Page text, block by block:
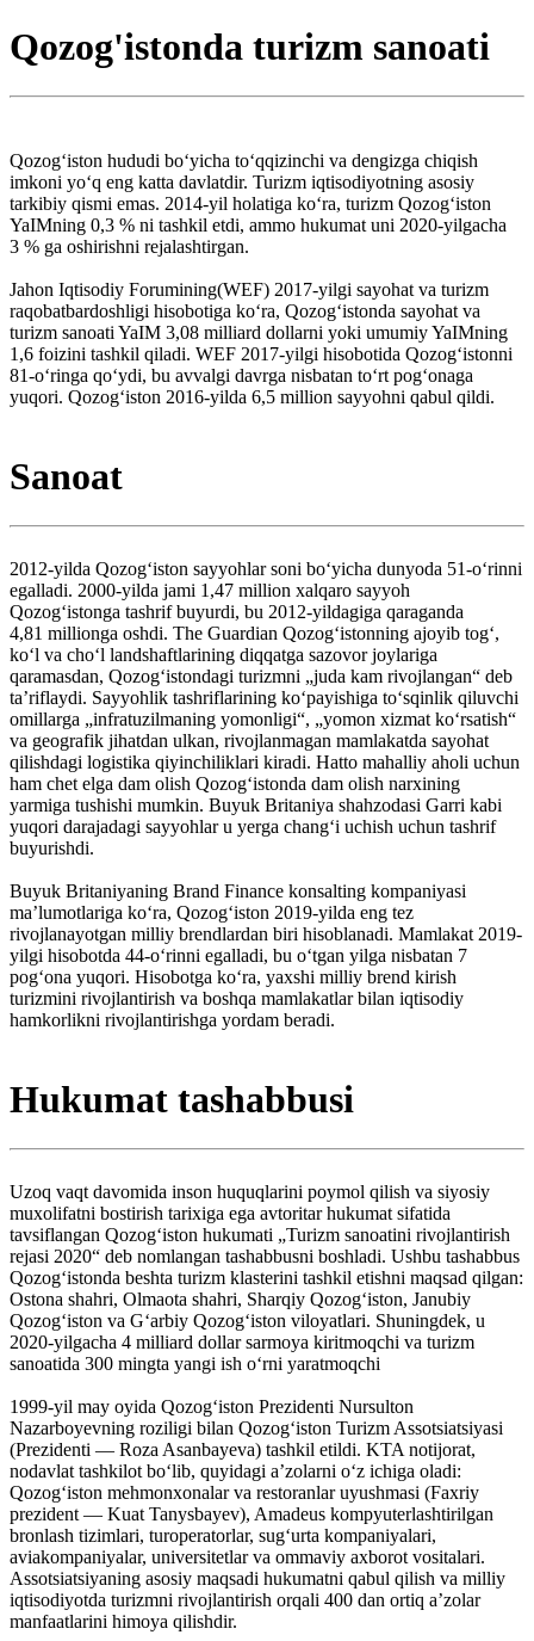
Qozog'istonda turizm sanoati
Qozogʻiston hududi boʻyicha toʻqqizinchi va dengizga chiqish
imkoni yoʻq eng katta davlatdir. Turizm iqtisodiyotning asosiy
tarkibiy qismi emas. 2014-yil holatiga koʻra, turizm Qozogʻiston
YaIMning 0,3 % ni tashkil etdi, ammo hukumat uni 2020-yilgacha
3 % ga oshirishni rejalashtirgan.
Jahon Iqtisodiy Forumining(WEF) 2017-yilgi sayohat va turizm
raqobatbardoshligi hisobotiga koʻra, Qozogʻistonda sayohat va
turizm sanoati YaIM 3,08 milliard dollarni yoki umumiy YaIMning
1,6 foizini tashkil qiladi. WEF 2017-yilgi hisobotida Qozog‘istonni
81-o‘ringa qo‘ydi, bu avvalgi davrga nisbatan to‘rt pog‘onaga
yuqori. Qozog‘iston 2016-yilda 6,5 million sayyohni qabul qildi.
Sanoat
2012-yilda Qozog‘iston sayyohlar soni bo‘yicha dunyoda 51-o‘rinni
egalladi. 2000-yilda jami 1,47 million xalqaro sayyoh
Qozogʻistonga tashrif buyurdi, bu 2012-yildagiga qaraganda
4,81 millionga oshdi. The Guardian Qozog‘istonning ajoyib tog‘,
ko‘l va cho‘l landshaftlarining diqqatga sazovor joylariga
qaramasdan, Qozog‘istondagi turizmni „juda kam rivojlangan“ deb
taʼriflaydi. Sayyohlik tashriflarining koʻpayishiga toʻsqinlik qiluvchi
omillarga „infratuzilmaning yomonligi“, „yomon xizmat koʻrsatish“
va geografik jihatdan ulkan, rivojlanmagan mamlakatda sayohat
qilishdagi logistika qiyinchiliklari kiradi. Hatto mahalliy aholi uchun
ham chet elga dam olish Qozogʻistonda dam olish narxining
yarmiga tushishi mumkin. Buyuk Britaniya shahzodasi Garri kabi
yuqori darajadagi sayyohlar u yerga changʻi uchish uchun tashrif
buyurishdi.
Buyuk Britaniyaning Brand Finance konsalting kompaniyasi
maʼlumotlariga ko‘ra, Qozog‘iston 2019-yilda eng tez
rivojlanayotgan milliy brendlardan biri hisoblanadi. Mamlakat 2019-
yilgi hisobotda 44-o‘rinni egalladi, bu o‘tgan yilga nisbatan 7
pog‘ona yuqori. Hisobotga koʻra, yaxshi milliy brend kirish
turizmini rivojlantirish va boshqa mamlakatlar bilan iqtisodiy
hamkorlikni rivojlantirishga yordam beradi.
Hukumat tashabbusi
Uzoq vaqt davomida inson huquqlarini poymol qilish va siyosiy
muxolifatni bostirish tarixiga ega avtoritar hukumat sifatida
tavsiflangan Qozog‘iston hukumati „Turizm sanoatini rivojlantirish
rejasi 2020“ deb nomlangan tashabbusni boshladi. Ushbu tashabbus
Qozogʻistonda beshta turizm klasterini tashkil etishni maqsad qilgan:
Ostona shahri, Olmaota shahri, Sharqiy Qozogʻiston, Janubiy
Qozogʻiston va Gʻarbiy Qozogʻiston viloyatlari. Shuningdek, u
2020-yilgacha 4 milliard dollar sarmoya kiritmoqchi va turizm
sanoatida 300 mingta yangi ish o‘rni yaratmoqchi
1999-yil may oyida Qozogʻiston Prezidenti Nursulton
Nazarboyevning roziligi bilan Qozogʻiston Turizm Assotsiatsiyasi
(Prezidenti — Roza Asanbayeva) tashkil etildi. KTA notijorat,
nodavlat tashkilot boʻlib, quyidagi aʼzolarni oʻz ichiga oladi:
Qozogʻiston mehmonxonalar va restoranlar uyushmasi (Faxriy
prezident — Kuat Tanysbayev), Amadeus kompyuterlashtirilgan
bronlash tizimlari, turoperatorlar, sugʻurta kompaniyalari,
aviakompaniyalar, universitetlar va ommaviy axborot vositalari.
Assotsiatsiyaning asosiy maqsadi hukumatni qabul qilish va milliy
iqtisodiyotda turizmni rivojlantirish orqali 400 dan ortiq aʼzolar
manfaatlarini himoya qilishdir.